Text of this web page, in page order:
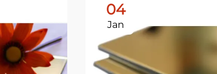
04
Jan